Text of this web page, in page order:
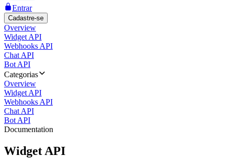
Entrar
Cadastre-se
Overview
Widget API
Webhooks API
Chat API
Bot API
Categorias
Overview
Widget API
Webhooks API
Chat API
Bot API
Documentation
Widget API